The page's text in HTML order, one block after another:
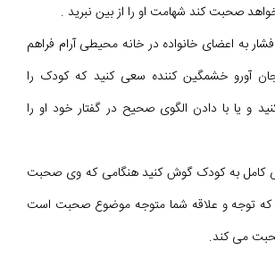
به اعضای خانواده در خانه محیطی آرام فراهم
آورو خشمگین کننده سعی کنید که کودک را
و یا با دادن الگوی صحیح در گفتار خود او را
کامل به کودک گوش کنید هنگامی که وی صحبت
توجه و علاقه شما متوجه موضوع صحبت است
می کند.